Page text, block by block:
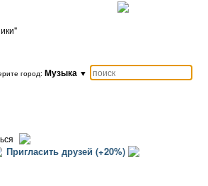
город: Музыка ▼
Пригласить друзей (+20%)